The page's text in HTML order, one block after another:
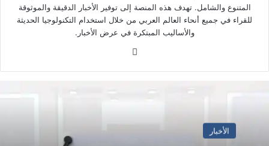
المتنوع والشامل. تهدف هذه المنصة إلى توفير الأخبار الدقيقة والموثوقة
للقراء في جميع أنحاء العالم العربي من خلال استخدام التكنولوجيا الحديثة
والأساليب المبتكرة في عرض الأخبار.
الأخبار